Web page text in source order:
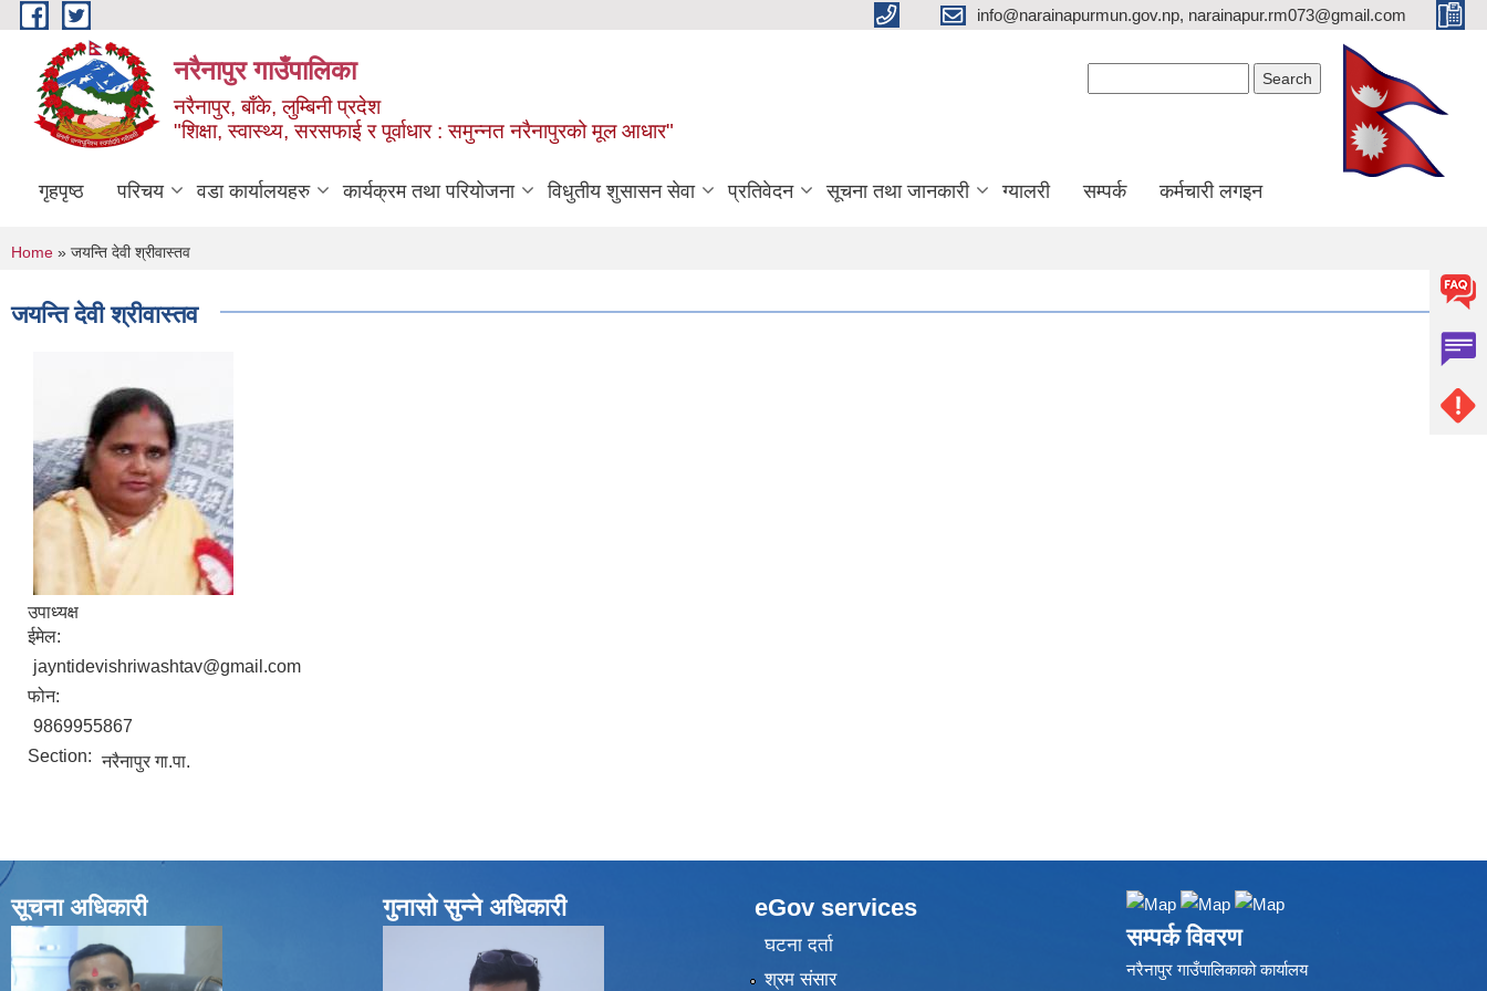
Skip to main content info@narainapurmun.gov.np, narainapur.rm073@gmail.com
नरैनापुर गाउँपालिका
नरैनापुर, बाँके, लुम्बिनी प्रदेश
"शिक्षा, स्वास्थ्य, सरसफाई र पूर्वाधार : समुन्नत नरैनापुरको मूल आधार"
गृहपृष्ठ परिचय वडा कार्यालयहरु कार्यक्रम तथा परियोजना विधुतीय शुसासन सेवा प्रतिवेदन सूचना तथा जानकारी ग्यालरी सम्पर्क कर्मचारी लगइन
You are here
Home » जयन्ति देवी श्रीवास्तव
जयन्ति देवी श्रीवास्तव
उपाध्यक्ष
ईमेल:
jayntidevishriwashtav@gmail.com
फोन:
9869955867
Section: नरैनापुर गा.पा.
सूचना अधिकारी गुनासो सुन्ने अधिकारी eGov services
घटना दर्ता
श्रम संसार
सम्पर्क विवरण
नरैनापुर गाउँपालिकाको कार्यालय